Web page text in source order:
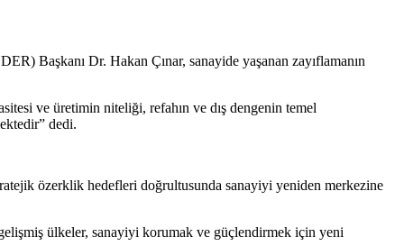
Başkanı Dr. Hakan Çınar, sanayide yaşanan zayıflamanın
ve üretimin niteliği, refahın ve dış dengenin temel
dedi.
özerklik hedefleri doğrultusunda sanayiyi yeniden merkezine
ülkeler, sanayiyi korumak ve güçlendirmek için yeni